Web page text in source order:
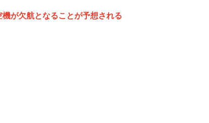
が欠航となることが予想される